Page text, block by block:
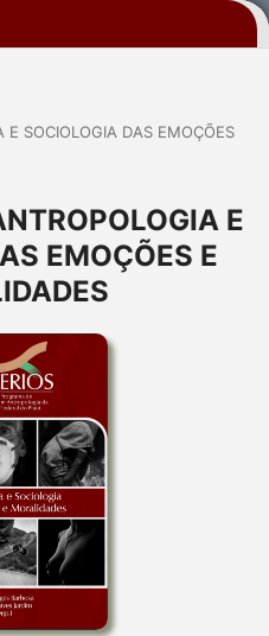
SOCIOLOGIA DAS EMOÇÕES
E
EMOÇÕES E